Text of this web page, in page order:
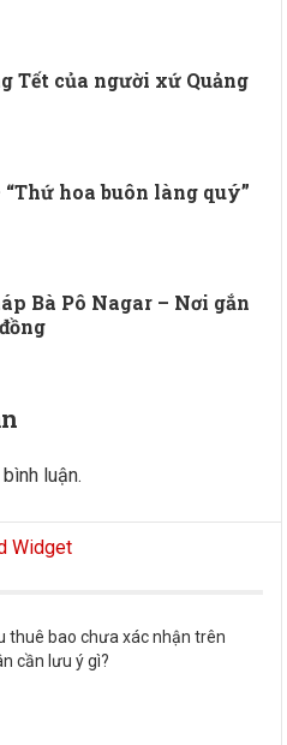
Tết của người xứ Quảng
“Thứ hoa buôn làng quý”
Bà Pô Nagar – Nơi gắn
luận.
thuê bao chưa xác nhận trên
cần lưu ý gì?